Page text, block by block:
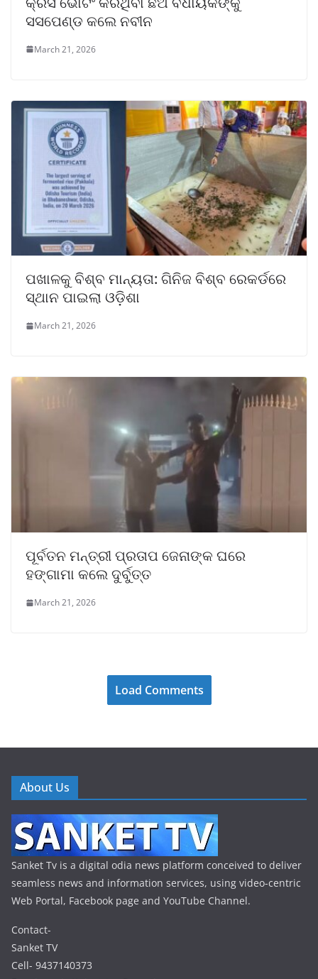
ସସପେଣ୍ଡ କଲେ ନବୀନ
March 21, 2026
ପଖାଳକୁ ବିଶ୍ବ ମାନ୍ୟତା: ଗିନିଜ ବିଶ୍ବ ରେକର୍ଡରେ
ସ୍ଥାନ ପାଇଲା ଓଡ଼ିଶା
March 21, 2026
ପୂର୍ବତନ ମନ୍ତ୍ରୀ ପ୍ରତାପ ଜେନାଙ୍କ ଘରେ
ହଙ୍ଗାମା କଲେ ଦୁର୍ବୁତ୍ତ
March 21, 2026
Load Comments
About Us
Sanket Tv is a digital odia news platform conceived to deliver
seamless news and information services, using video-centric
Web Portal, Facebook page and YouTube Channel.
Contact-
Sanket TV
Cell- 9437140373